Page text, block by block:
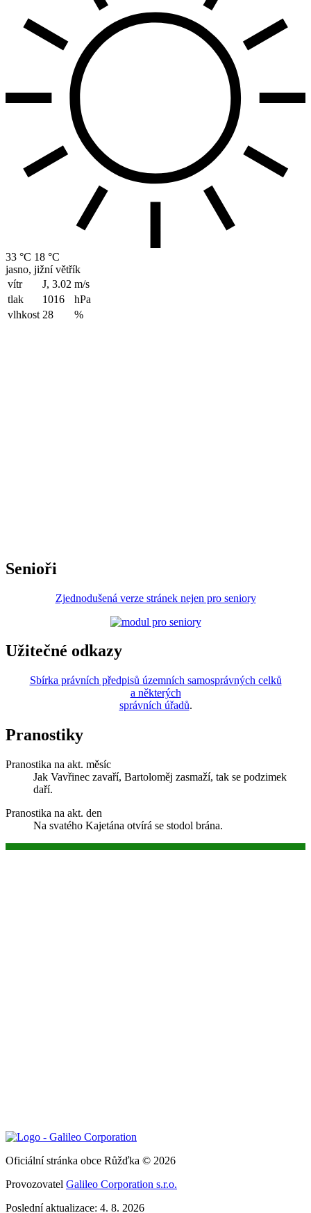
33 °C 18 °C
jasno, jižní větřík
vítr
J, 3.02 m/s
tlak
1016
hPa
vlhkost 28 %
Senioři
Zjednodušená verze stránek nejen pro seniory
Užitečné odkazy
Sbírka právních předpisů územních samosprávných celků
a některých
správních úřadů.
Pranostiky
Pranostika na akt. měsíc
Jak Vavřinec zavaří, Bartoloměj zasmaží, tak se podzimek
daří.
Pranostika na akt. den
Na svatého Kajetána otvírá se stodol brána.
Oficiální stránka obce Růžďka © 2026
Provozovatel Galileo Corporation s.r.o.
Poslední aktualizace: 4. 8. 2026